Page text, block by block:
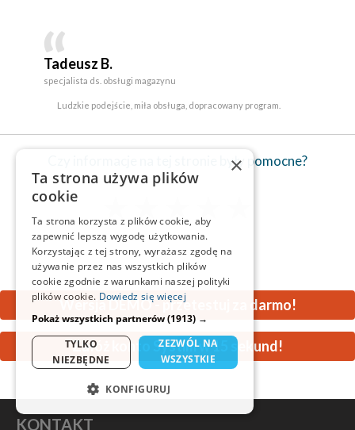
Tadeusz B.
specjalista ds. obsługi magazynu
Ludzkie podejście, miła obsługa, dopracowany program.
Czy informacje na tej stronie były pomocne?
★ ★ ★
Wersja DEMO - przetestuj za darmo!
Załóż konto Systim w 15 sekund!
KONTAKT
×
Ta strona używa plików
cookie
Ta strona korzysta z plików cookie, aby
zapewnić lepszą wygodę użytkowania.
Korzystając z tej strony, wyrażasz zgodę na
używanie przez nas wszystkich plików
cookie zgodnie z warunkami naszej polityki
plików cookie. Dowiedz się więcej
Pokaż wszystkich partnerów(1913) →
ZEZWÓL NA
WSZYSTKIE
TYLKO
NIEZBĘDNE
KONFIGURUJ
NIEZBĘDNE